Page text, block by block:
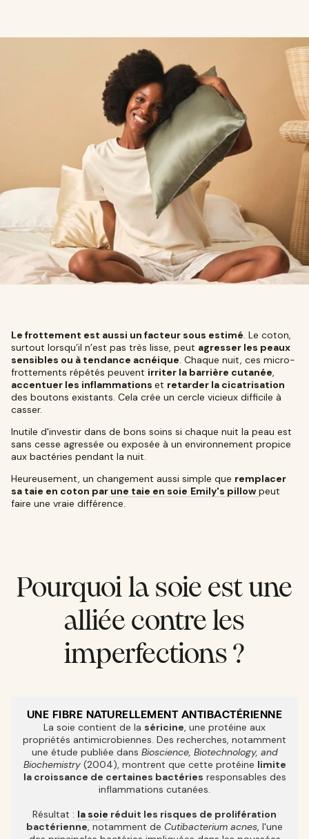
Le frottement est aussi un facteur sous estimé . Le coton,
surtout lorsqu’il n’est pas très lisse, peut agresser les peaux
sensibles ou à tendance acnéique . Chaque nuit, ces micro-
frottements répétés peuvent irriter la barrière cutanée
accentuer les inflammations et retarder la cicatrisation
des boutons existants. Cela crée un cercle vicieux difficile à
casser.
Inutile d'investir dans de bons soins si chaque nuit la peau est
sans cesse agressée ou exposée à un environnement propice
aux bactéries pendant la nuit.
Heureusement, un changement aussi simple que remplacer
sa taie en coton par une taie en soie Emily's pillow peut
faire une vraie différence.
Pourquoi la soie est une
alliée contre les
imperfections ?
UNE FIBRE NATURELLEMENT ANTIBACTÉRIENNE
La soie contient de la séricine , une protéine aux
propriétés antimicrobiennes. Des recherches, notamment
une étude publiée dans Bioscience, Biotechnology, and
Biochemistry(2004), montrent que cette protéine limite
la croissance de certaines bactéries responsables des
inflammations cutanées.
Résultat : la soie réduit les risques de prolifération
bactérienne , notamment de Cutibacterium acnes , l'une